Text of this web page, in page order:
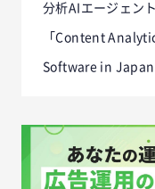
分析AIエージェン
「Content
Software in Japan